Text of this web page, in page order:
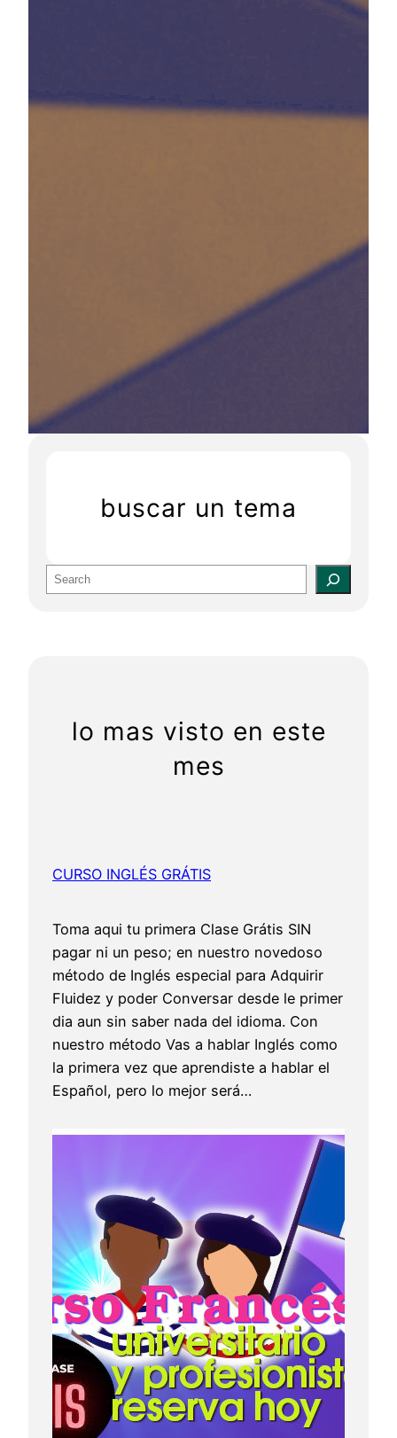
buscar un tema
e
lo mas visto en este
mes
CURSO INGLÉS GRÁTIS
Toma aqui tu primera Clase Grátis SIN
pagar ni un peso; en nuestro novedoso
método de Inglés especial para Adquirir
Fluidez y poder Conversar desde le primer
dia aun sin saber nada del idioma. Con
nuestro método Vas a hablar Inglés como
la primera vez que aprendiste a hablar el
Español, pero lo mejor será…